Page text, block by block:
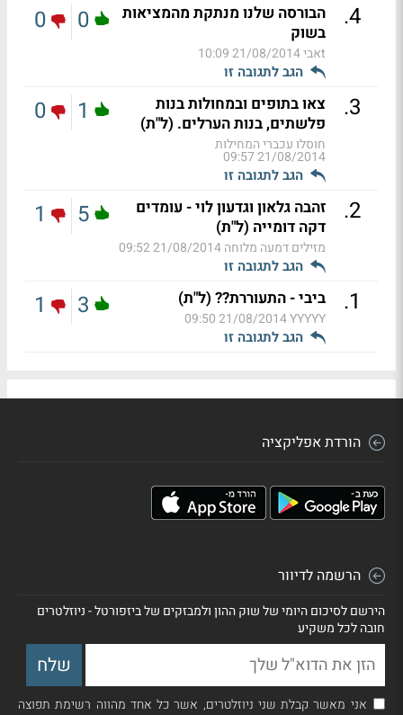
4
.
הבורסה שלנו מנתקת מהמציאות
בשוק
tאבי 21/08/2014 10:09
הגב לתגובה זו
0
0
3
.
צאו בתופים ובמחולות בנות
פלשתים, בנות הערלים. (ל"ת)
חוסלו עכברי המחילות
21/08/2014 09:57
הגב לתגובה זו
1
0
2
.
זהבה גלאון וגדעון לוי - עומדים
דקה דומייה (ל"ת)
מזילים דמעה מלוחה21/08/2014 09:52
הגב לתגובה זו
5
1
1
. ביבי - התעוררת?? (ל"ת)
YYYYY
21/08/2014 09:50
הגב לתגובה זו
3
1
הורדת אפליקציה
הרשמה לדיוור
הירשם לסיכום היומי של שוק ההון ולמבזקים של ביזפורטל - ניוזלטרים
חובה לכל משקיע
אני מאשר קבלת שני ניוזלטרים, אשר כל אחד מהווה רשימת תפוצה